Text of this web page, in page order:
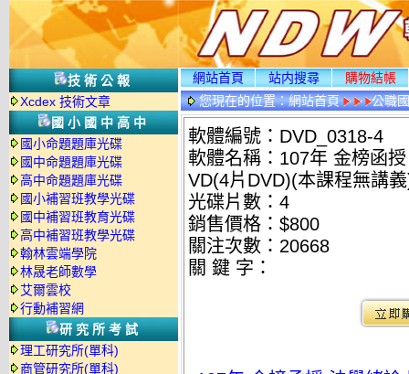
技術公報
Xcdex 技術文章
國小國中高中
國小命題題庫光碟
國中命題題庫光碟
高中命題題庫光碟
國小補習班教學光碟
國中補習班教育光碟
高中補習班教學光碟
翰林雲端學院
林晟老師數學
艾爾雲校
行動補習網
研究所考試
理工研究所(單科)
商管研究所(單科)
網站首頁 站内搜尋
購物結帳
您現在的位置：網站首頁 公職
軟體編號：DVD_0318-4
軟體名稱：107年 金榜函
VD(4片DVD)(本課程無講
光碟片數：4
銷售價格：$800
關注次數： 20668
關 鍵 字：